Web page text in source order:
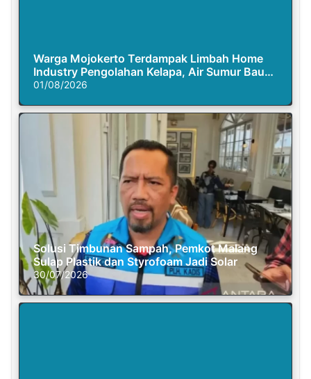
Warga Mojokerto Terdampak Limbah Home
Industry Pengolahan Kelapa, Air Sumur Bau
Busuk
01/08/2026
Solusi Timbunan Sampah, Pemkot Malang
Sulap Plastik dan Styrofoam Jadi Solar
30/07/2026